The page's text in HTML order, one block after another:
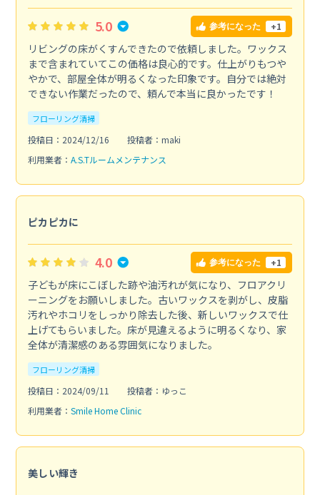
5.0 参考になった +1
リビングの床がくすんできたので依頼しました。ワックス
まで含まれていてこの価格は良心的です。仕上がりもつや
やかで、部屋全体が明るくなった印象です。自分では絶対
できない作業だったので、頼んで本当に良かったです！
フローリング清掃
投稿日：2024/12/16
投稿者：maki
利用業者： A.S.Tルームメンテナンス
ピカピカに
4.0 参考になった +1
子どもが床にこぼした跡や油汚れが気になり、フロアクリ
ーニングをお願いしました。古いワックスを剥がし、皮脂
汚れやホコリをしっかり除去した後、新しいワックスで仕
上げてもらいました。床が見違えるように明るくなり、家
全体が清潔感のある雰囲気になりました。
フローリング清掃
投稿日：2024/09/11
投稿者：ゆっこ
利用業者： Smile Home Clinic
美しい輝き